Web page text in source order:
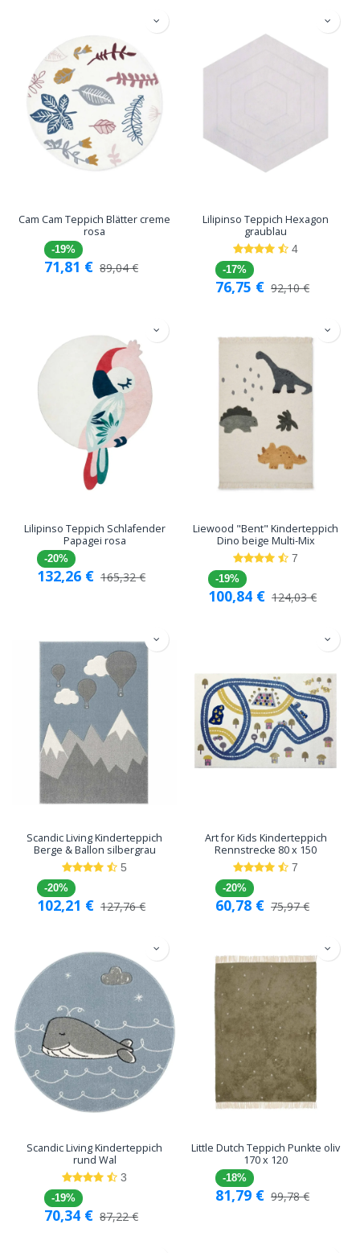
Cam Cam Teppich Blätter creme
rosa
-19%
71,81 € 89,04€
Lilipinso Teppich Hexagon
graublau
4
-17%
76,75 € 92,10€
Lilipinso Teppich Schlafender
Papagei rosa
-20%
132,26 € 165,32€
Liewood "Bent" Kinderteppich
Dino beige Multi-Mix
7
-19%
100,84 € 124,03€
Scandic Living Kinderteppich
Berge & Ballon silbergrau
5
-20%
102,21 € 127,76€
Art for Kids Kinderteppich
Rennstrecke 80 x 150
7
-20%
60,78 € 75,97€
Scandic Living Kinderteppich
rund Wal
3
-19%
70,34 € 87,22€
Little Dutch Teppich Punkte oliv
170 x 120
-18%
81,79 € 99,78€